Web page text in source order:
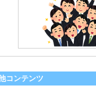
コンテンツ